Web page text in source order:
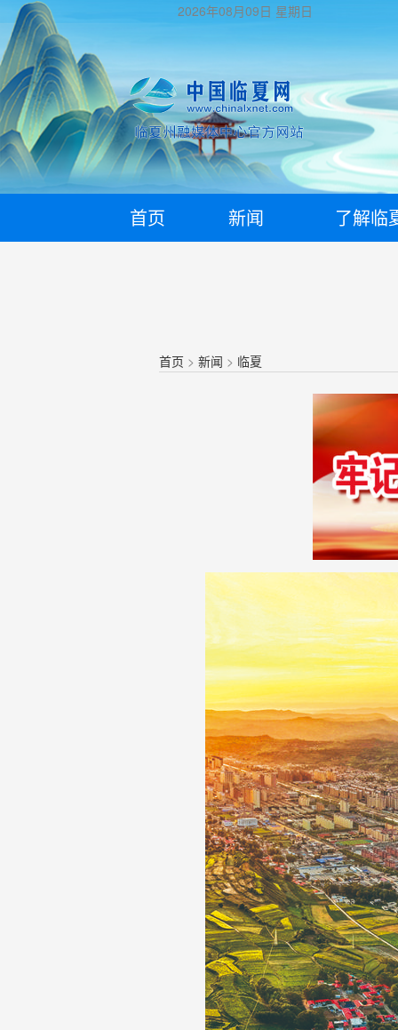
2026年08月09日 星期日
首页 新闻 了解临
首页 >新闻 > 临夏